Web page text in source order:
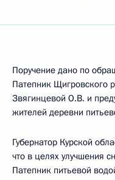
Поручение дано по
Патепник Щигровского
Звягинцевой О.В. и
жителей деревни
Губернатор Курской
что в целях улучшения
Патепник питьевой